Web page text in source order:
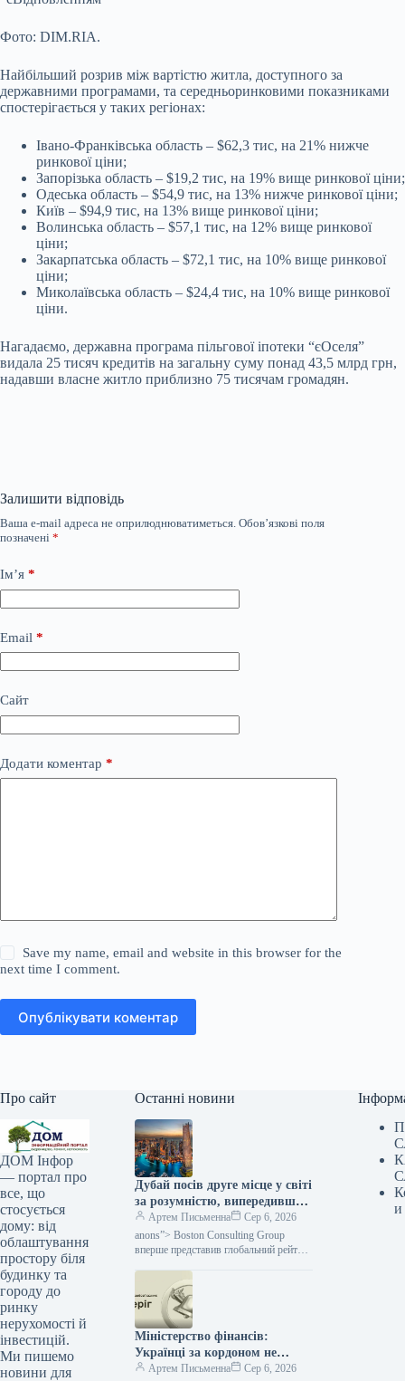
Фото: DIM.RIA.
Найбільший розрив між вартістю житла, доступного за
державними програмами, та середньоринковими показниками
спостерігається у таких регіонах:
Івано-Франківська область – $62,3 тис, на 21% нижче
ринкової ціни;
Запорізька область – $19,2 тис, на 19% вище ринкової ціни;
Одеська область – $54,9 тис, на 13% нижче ринкової ціни;
Київ – $94,9 тис, на 13% вище ринкової ціни;
Волинська область – $57,1 тис, на 12% вище ринкової
ціни;
Закарпатська область – $72,1 тис, на 10% вище ринкової
ціни;
Миколаївська область – $24,4 тис, на 10% вище ринкової
ціни.
Нагадаємо, державна програма пільгової іпотеки “єОселя”
видала 25 тисяч кредитів на загальну суму понад 43,5 млрд грн,
надавши власне житло приблизно 75 тисячам громадян.
Залишити відповідь
Ваша e-mail адреса не оприлюднюватиметься. Обов’язкові поля
позначені *
Ім’я *
Email *
Сайт
Додати коментар *
Save my name, email and website in this browser for the
next time I comment.
Опублікувати коментар
Про сайт
ДОМ Інфор
— портал про
все, що
стосується
дому: від
облаштування
простору біля
будинку та
городу до
ринку
нерухомості й
інвестицій.
Ми пишемо
новини для
Останні новини
Дубай посів друге місце у світі
за розумністю, випередивши
Нью-Йорк.
Артем Письменна
Сер 6, 2026
anons”> Boston Consulting Group
вперше представив глобальний рейтинг
проаналізували 61 мегаполіс,
Міністерство фінансів:
Українці за кордоном не
отримають консульських
Артем Письменна
Сер 6, 2026
и